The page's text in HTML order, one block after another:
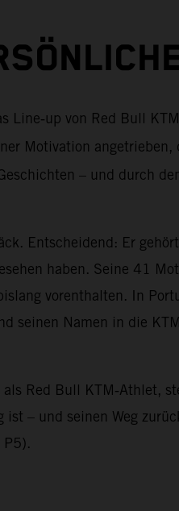
Line‑up von Red Bull
Motivation
– und durch
Entscheidend: Er
haben. Seine 41
vorenthalten. In
seinen Namen in die
Red Bull KTM‑Athlet,
– und seinen Weg